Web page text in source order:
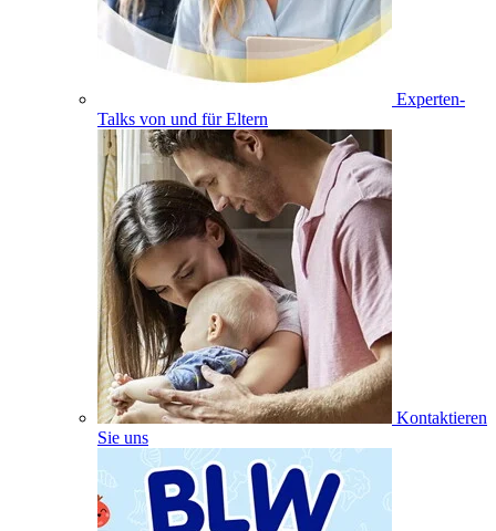
Experten-
Talks von und für Eltern
Kontaktieren
Sie uns